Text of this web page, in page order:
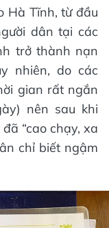
Hà Tĩnh, từ đầu
dân tại các
trở thành nạn
nhiên, do các
gian rất ngắn
nên sau khi
“cao chạy, xa
chỉ biết ngậm